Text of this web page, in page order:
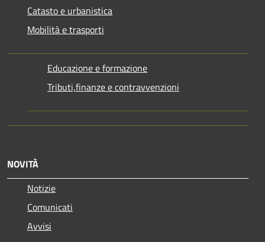
Catasto e urbanistica
Mobilità e trasporti
Educazione e formazione
Tributi,finanze e contravvenzioni
NOVITÀ
Notizie
Comunicati
Avvisi